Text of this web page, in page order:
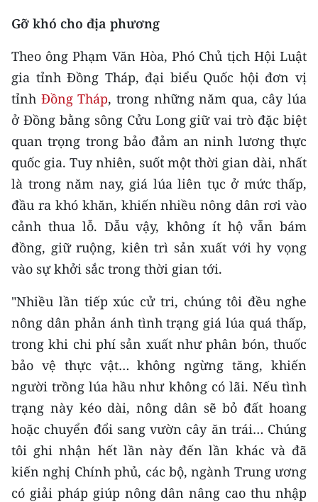
Media Văn hóa
Media Xã hội
Media Pháp luật
Media Du lịch
Media Thế giới
Media Thể thao
Media Giáo dục
Media Khoa học - Công nghệ
Media Môi trường
Ảnh
Infographic
TIN MỚI
TIN ĐỊA PHƯƠNG
Gỡ khó cho địa phương
Theo ông Phạm Văn Hòa, Phó Chủ tịch Hội Luật
gia tỉnh Đồng Tháp, đại biểu Quốc hội đơn vị
tỉnh Đồng Tháp, trong những năm qua, cây lúa
ở Đồng bằng sông Cửu Long giữ vai trò đặc biệt
quan trọng trong bảo đảm an ninh lương thực
quốc gia. Tuy nhiên, suốt một thời gian dài, nhất
là trong năm nay, giá lúa liên tục ở mức thấp,
đầu ra khó khăn, khiến nhiều nông dân rơi vào
cảnh thua lỗ. Dẫu vậy, không ít hộ vẫn bám
đồng, giữ ruộng, kiên trì sản xuất với hy vọng
vào sự khởi sắc trong thời gian tới.
"Nhiều lần tiếp xúc cử tri, chúng tôi đều nghe
nông dân phản ánh tình trạng giá lúa quá thấp,
trong khi chi phí sản xuất như phân bón, thuốc
bảo vệ thực vật… không ngừng tăng, khiến
người trồng lúa hầu như không có lãi. Nếu tình
trạng này kéo dài, nông dân sẽ bỏ đất hoang
hoặc chuyển đổi sang vườn cây ăn trái… Chúng
tôi ghi nhận hết lần này đến lần khác và đã
kiến nghị Chính phủ, các bộ, ngành Trung ương
có giải pháp giúp nông dân nâng cao thu nhập